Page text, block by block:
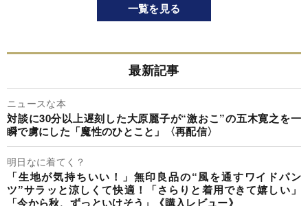
一覧を見る
最新記事
ニュースな本
対談に30分以上遅刻した大原麗子が“激おこ”の五木寛之を一
瞬で虜にした「魔性のひとこと」〈再配信〉
明日なに着てく？
「生地が気持ちいい！」無印良品の“風を通すワイドパン
ツ”サラッと涼しくて快適！「さらりと着用できて嬉しい」
「今から秋、ずっといけそう」《購入レビュー》